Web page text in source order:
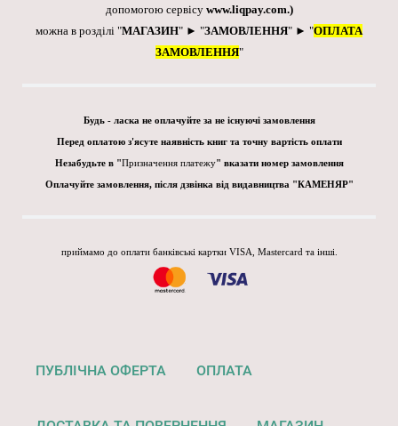
допомогою сервісу www.liqpay.com.)
можна в розділі "МАГАЗИН" ► "ЗАМОВЛЕННЯ" ► "ОПЛАТА
ЗАМОВЛЕННЯ"
Будь - ласка не оплачуйте за не існуючі замовлення
Перед оплатою з'ясуте наявність книг та точну вартість оплати
Незабудьте в "Призначення платежу" вказати номер замовлення
Оплачуйте замовлення, після дзвінка від видавництва "КАМЕНЯР"
приймамо до оплати банківські картки VISA, Mastercard та інші.
ПУБЛІЧНА ОФЕРТА ОПЛАТА